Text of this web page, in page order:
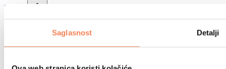
Saglasnost Detalji
Torbe
Torbe za hranu
Sportske torbe
Trčanje